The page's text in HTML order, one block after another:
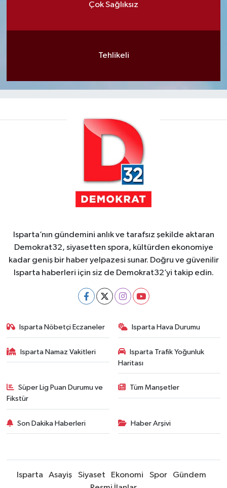
Çok Sağlıksız
Tehlikeli
Isparta’nın gündemini anlık ve tarafsız şekilde aktaran
Demokrat32, siyasetten spora, kültürden ekonomiye
kadar geniş bir haber yelpazesi sunar. Doğru ve güvenilir
Isparta haberleri için siz de Demokrat32’yi takip edin.
Isparta Nöbetçi Eczaneler Isparta Hava Durumu
Isparta Namaz Vakitleri
Isparta Trafik Yoğunluk
Haritası
Süper Lig Puan Durumu ve
Fikstür
Tüm Manşetler
Son Dakika Haberleri Haber Arşivi
Isparta Asayiş Siyaset Ekonomi Spor
Gündem